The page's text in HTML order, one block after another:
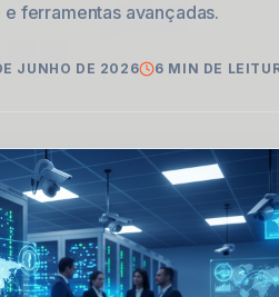
ferramentas avançadas.
JUNHO DE 2026 6 MIN DE